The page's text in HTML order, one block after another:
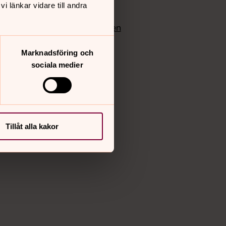
länkar vidare till andra
Marknadsföring och
sociala medier
Tillåt alla kakor
Instagram
Bloggportalen